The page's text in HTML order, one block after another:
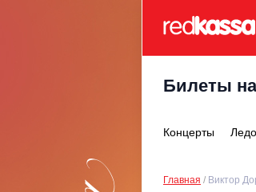
Билеты
Концерты
Главная Виктор